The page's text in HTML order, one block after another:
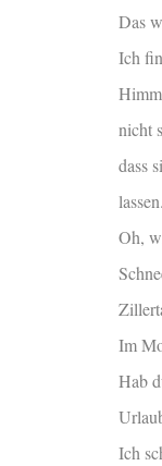
Das
Ich
nicht
dass
lassen.
Oh,
Im
Hab
Ich